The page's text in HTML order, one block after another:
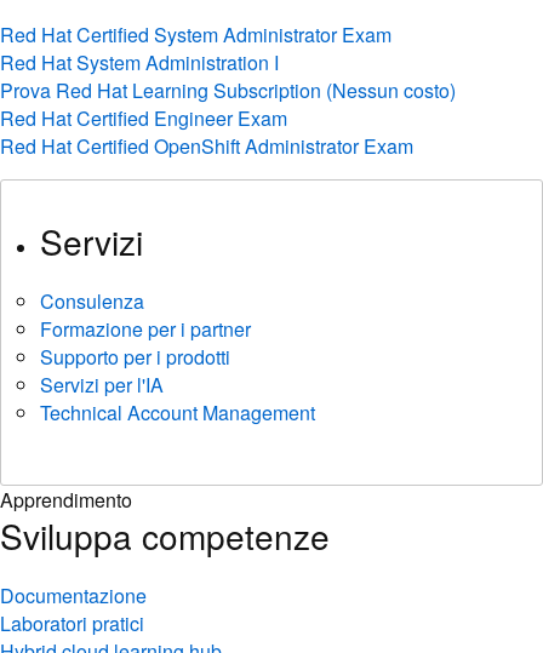
Red Hat Certified System Administrator Exam
Red Hat System Administration I
Prova Red Hat Learning Subscription (Nessun costo)
Red Hat Certified Engineer Exam
Red Hat Certified OpenShift Administrator Exam
Servizi
Consulenza
Formazione per i partner
Supporto per i prodotti
Servizi per l'IA
Technical Account Management
Apprendimento
Sviluppa competenze
Documentazione
Laboratori pratici